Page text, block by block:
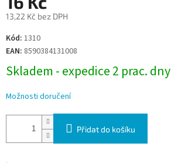
13,22 Kč bez DPH
Měrná
cena:
Kód: 1310
EAN: 8590384131008
Skladem - expedice 2 prac. dny
Možnosti doručení
Přidat do košíku